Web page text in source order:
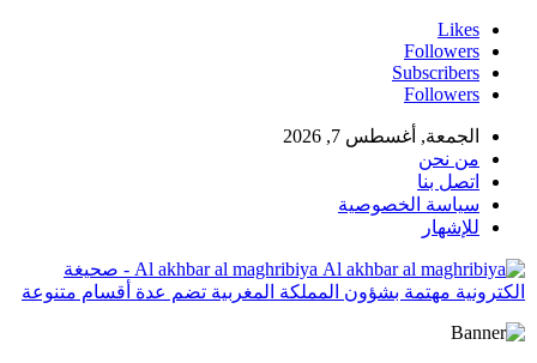
Likes
Followers
Subscribers
Followers
الجمعة, أغسطس 7, 2026
من نحن
اتصل بنا
سياسة الخصوصية
للإشهار
Al akhbar al maghribiya - صحيغة
الكترونية مهتمة بشؤون المملكة المغربية تضم عدة أقسام متنوعة